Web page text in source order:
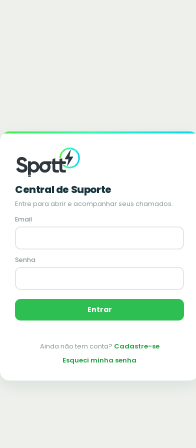
Central de Suporte
Entre para abrir e acompanhar seus chamados.
Email
Senha
Entrar
Ainda não tem conta? Cadastre-se
Esqueci minha senha